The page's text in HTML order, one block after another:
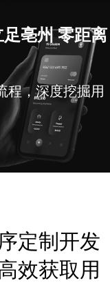
亳州 零距离
程，深度挖掘用
定制开发
效获取用